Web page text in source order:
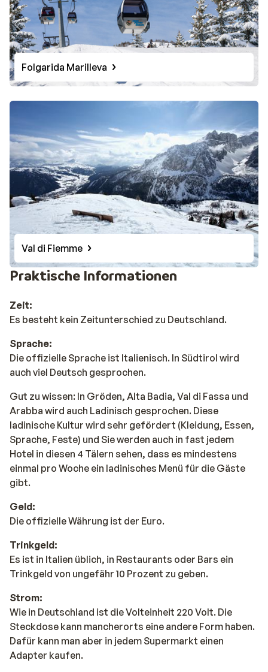
Folgarida Marilleva
Val di Fiemme
Praktische Informationen
Zeit:
Es besteht kein Zeitunterschied zu Deutschland.
Sprache:
Die offizielle Sprache ist Italienisch. In Südtirol wird
auch viel Deutsch gesprochen.
Gut zu wissen: In Gröden, Alta Badia, Val di Fassa und
Arabba wird auch Ladinisch gesprochen. Diese
ladinische Kultur wird sehr gefördert (Kleidung, Essen,
Sprache, Feste) und Sie werden auch in fast jedem
Hotel in diesen 4 Tälern sehen, dass es mindestens
einmal pro Woche ein ladinisches Menü für die Gäste
gibt.
Geld:
Die offizielle Währung ist der Euro.
Trinkgeld:
Es ist in Italien üblich, in Restaurants oder Bars ein
Trinkgeld von ungefähr 10 Prozent zu geben.
Strom:
Wie in Deutschland ist die Volteinheit 220 Volt. Die
Steckdose kann mancherorts eine andere Form haben.
Dafür kann man aber in jedem Supermarkt einen
Adapter kaufen.